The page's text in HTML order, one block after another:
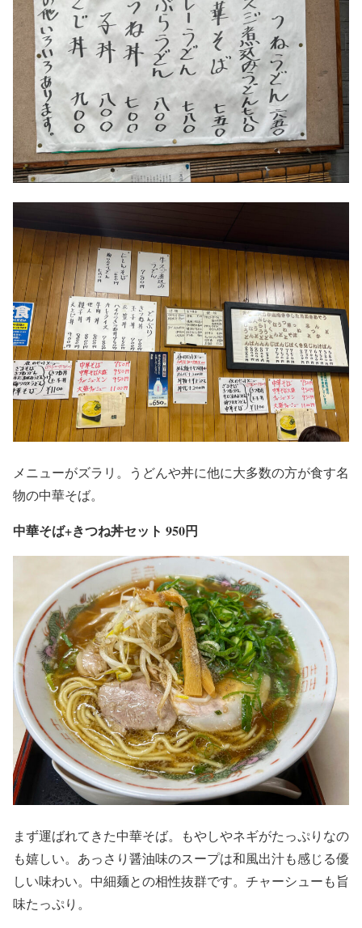
メニューがズラリ。うどんや丼に他に大多数の方が食す名
物の中華そば。
中華そば+きつね丼セット 950円
まず運ばれてきた中華そば。もやしやネギがたっぷりなの
も嬉しい。あっさり醤油味のスープは和風出汁も感じる優
しい味わい。中細麺との相性抜群です。チャーシューも旨
味たっぷり。